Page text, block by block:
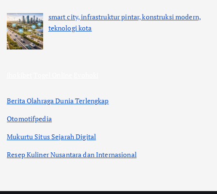
smart city, infrastruktur pintar, konstruksi modern,
teknologi kota
Berita Olahraga Dunia Terlengkap
Otomotifpedia
Mukurtu Situs Sejarah Digital
Resep Kuliner Nusantara dan Internasional